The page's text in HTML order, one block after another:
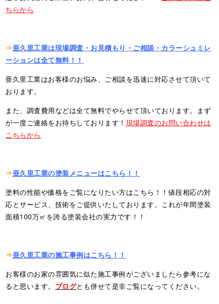
ちらから
⇒亜久里工業は現場調査・お見積もり・ご相談・カラーシュミレ
ーションは全て無料！！
亜久里工業はお客様のお悩み、ご相談を迅速に対応させて頂いて
おります。
また、調査費用などは全て無料でやらせて頂いております。まず
が一度ご連絡をお待ちしております！ 現場調査のお問い合わせは
こちらから
⇒亜久里工業の塗装メニューはこちら！！
塗料の性能や価格をご覧になりたい方はこちら！！値段相応の対
応とサービス、技術をご提供いたしております。これが年間塗装
面積100万㎡を誇る塗装会社の実力です！！
⇒亜久里工業の施工事例はこちら！！
お客様のお家の雰囲気に似た施工事例がございましたら参考にな
ると思います。 ブログとも併せて是非ご覧になってください。